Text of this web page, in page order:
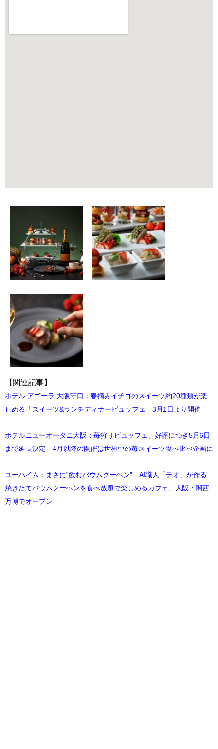
【関連記事】
ホテル アゴーラ 大阪守口：春摘みイチゴのスイーツ約20種類が楽
しめる「スイーツ&ランチディナービュッフェ」3月1日より開催
ホテルニューオータニ大阪：苺狩りビュッフェ、好評につき5月6日
まで延長決定 4月以降の開催は世界中の苺スイーツ食べ比べ企画に
ユーハイム：まさに”飲むバウムクーヘン” AI職人「テオ」が作る
焼きたてバウムクーヘンを食べ放題で楽しめるカフェ、大阪・関西
万博でオープン